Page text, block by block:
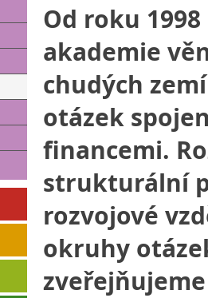
Od roku
akademie
chudých
otázek
financemi.
strukturální
rozvojové
okruhy